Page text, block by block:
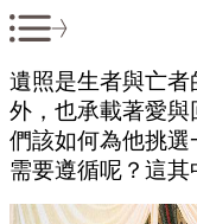
遺照是生者與亡者
外，也承載著愛
們該如何為他挑選
需要遵循呢？這其